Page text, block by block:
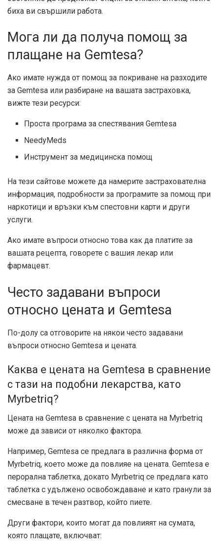
биха ви свършили работа.
Мога ли да получа помощ за
плащане на Gemtesa?
Ако имате нужда от помощ за покриване на разходите
за Gemtesa или разбиране на вашата застраховка,
вижте тези ресурси:
Проста програма за спестявания Gemtesa
NeedyMeds
Инструмент за медицинска помощ
На тези сайтове можете да намерите застрахователна
информация, подробности за програмите за помощ при
наркотици и връзки към спестовни карти и други
услуги.
Ако имате въпроси относно това как да платите за
вашата рецепта, говорете с вашия лекар или
фармацевт.
Често задавани въпроси
относно цената и Gemtesa
По-долу са отговорите на някои често задавани
въпроси относно Gemtesa и цената.
Каква е цената на Gemtesa в сравнение
с тази на подобни лекарства, като
Myrbetriq?
Цената на Gemtesa в сравнение с цената на Myrbetriq
може да зависи от няколко фактора.
Например, Gemtesa се предлага в различна форма от
Myrbetriq, което може да повлияе на цената. Gemtesa е
перорална таблетка, докато Myrbetriq се предлага като
таблетка с удължено освобождаване и като гранули за
смесване в течен разтвор, който пиете.
Други фактори, които могат да повлияят на сумата,
която плащате, включват: